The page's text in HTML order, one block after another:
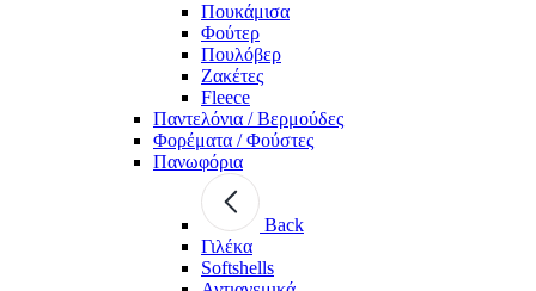
Πουκάμισα
Φούτερ
Πουλόβερ
Ζακέτες
Fleece
Παντελόνια / Βερμούδες
Φορέματα / Φούστες
Πανωφόρια
Back
Γιλέκα
Softshells